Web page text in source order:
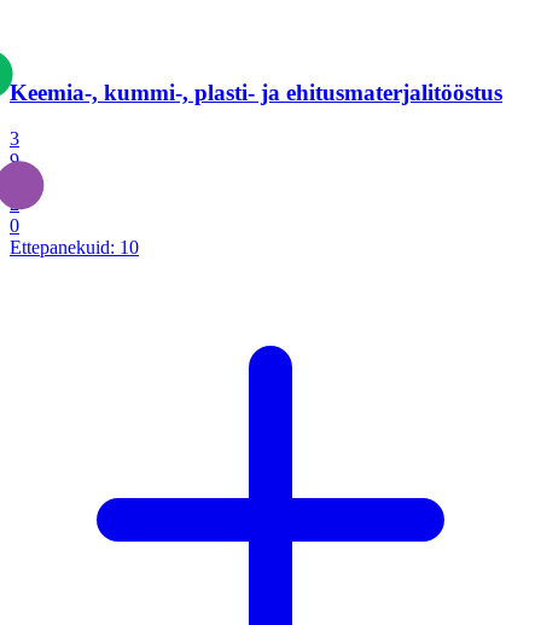
Keemia-, kummi-, plasti- ja ehitusmaterjalitööstus
3
9
2
0
Ettepanekuid: 10